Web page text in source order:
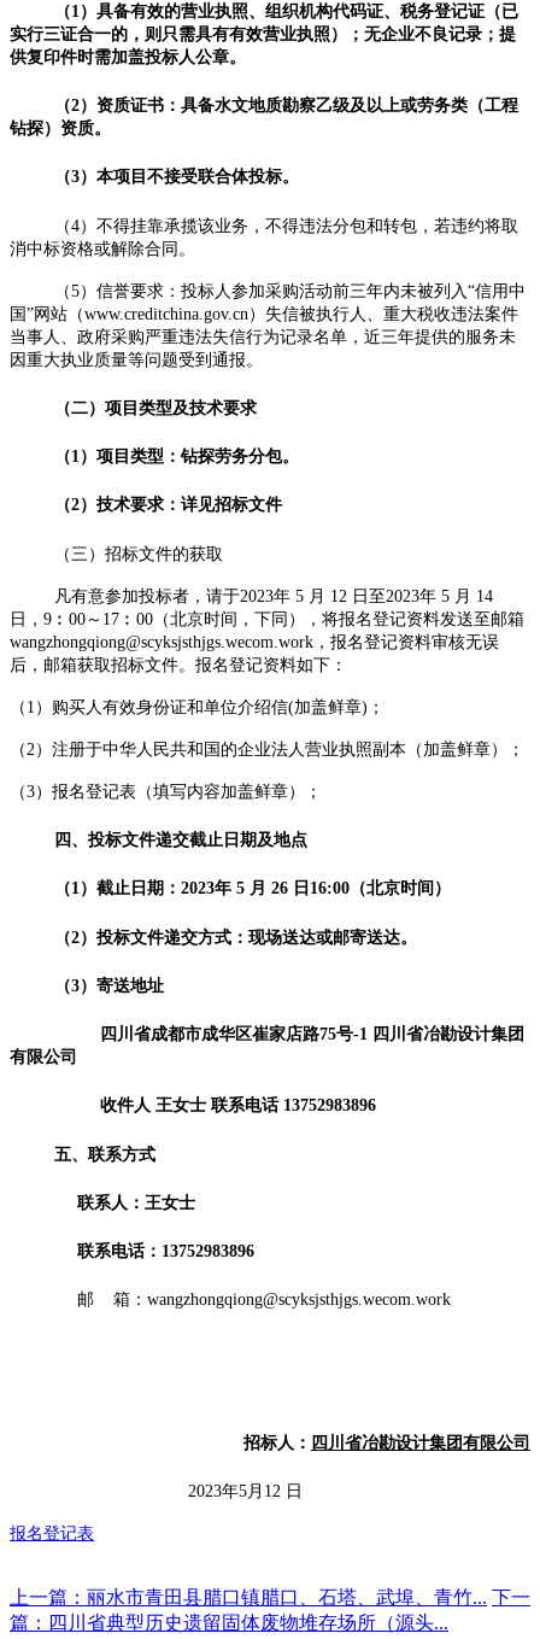
（1）具备有效的营业执照、组织机构代码证、税务登记证（已
实行三证合一的，则只需具有有效营业执照）；无企业不良记录；提
供复印件时需加盖投标人公章。
（2）资质证书：具备水文地质勘察乙级及以上或劳务类（工程
钻探）资质。
（3）本项目不接受联合体投标。
（4）不得挂靠承揽该业务，不得违法分包和转包，若违约将取
消中标资格或解除合同。
（5）信誉要求：投标人参加采购活动前三年内未被列入“信用中
国”网站（www.creditchina.gov.cn）失信被执行人、重大税收违法案件
当事人、政府采购严重违法失信行为记录名单，近三年提供的服务未
因重大执业质量等问题受到通报。
（二）项目类型及技术要求
（1）项目类型：钻探劳务分包。
（2）技术要求：详见招标文件
（三）招标文件的获取
凡有意参加投标者，请于2023年 5 月 12 日至2023年 5 月 14
日，9︰00～17︰00（北京时间，下同），将报名登记资料发送至邮箱
wangzhongqiong@scyksjsthjgs.wecom.work，报名登记资料审核无误
后，邮箱获取招标文件。报名登记资料如下：
（ 1）购买人有效身份证和单位介绍信(加盖鲜章)；
（ 2）注册于中华人民共和国的企业法人营业执照副本（加盖鲜章）；
（3）报名登记表（填写内容加盖鲜章）；
四、投标文件递交截止日期及地点
（1）截止日期：2023年 5 月 26 日16:00（北京时间）
（2）投标文件递交方式：现场送达或邮寄送达。
（3）寄送地址
四川省成都市成华区崔家店路75号-1 四川省冶勘设计集团
有限公司
收件人 王女士 联系电话 13752983896
五、联系方式
联系人：王女士
联系电话： 13752983896
邮 箱： wangzhongqiong@scyksjsthjgs.wecom.work
招标人： 四川省冶勘设计集团有限公司
2023年5月12 日
报名登记表
上一篇：丽水市青田县腊口镇腊口、石塔、武埠、青竹... 下一
篇：四川省典型历史遗留固体废物堆存场所（源头...